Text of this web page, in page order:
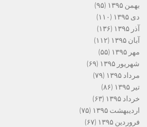
بهمن ۱۳۹۵
(۹۵)
دی ۱۳۹۵
(۱۱۰)
آذر ۱۳۹۵
(۱۳۶)
آبان ۱۳۹۵
(۱۱۲)
مهر ۱۳۹۵
(۵۵)
شهریور ۱۳۹۵
(۶۹)
مرداد ۱۳۹۵
(۷۹)
تیر ۱۳۹۵
(۸۶)
خرداد ۱۳۹۵
(۶۳)
اردیبهشت ۱۳۹۵
(۷۵)
فروردین ۱۳۹۵
(۶۷)